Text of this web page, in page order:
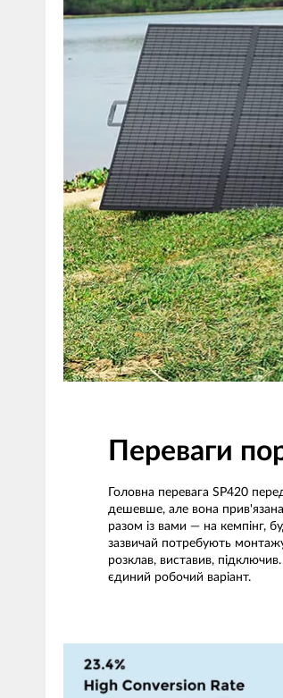
Переваги
Головна перевага SP420
дешевше, але вона прив'язана
разом із вами — на кемпінг,
зазвичай потребують
розклав, виставив,
єдиний робочий варіант.